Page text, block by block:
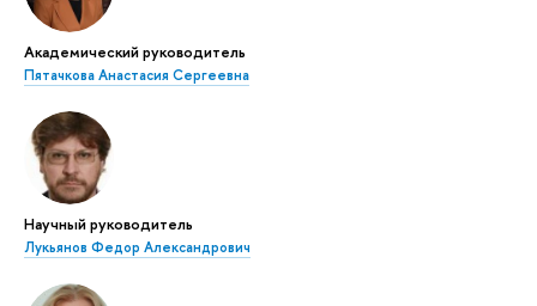
Академический руководитель
Пятачкова Анастасия Сергеевна
Научный руководитель
Лукьянов Федор Александрович